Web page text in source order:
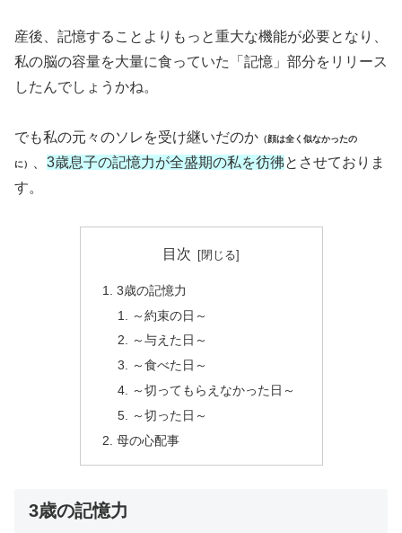
産後、記憶することよりもっと重大な機能が必要となり、
私の脳の容量を大量に食っていた「記憶」部分をリリース
したんでしょうかね。
でも私の元々のソレを受け継いだのか （顔は全く似なかったの
に） 、 3歳息子の記憶力が全盛期の私を彷彿とさせておりま
す。
目次
3歳の記憶力
～約束の日～
～与えた日～
～食べた日～
～切ってもらえなかった日～
～切った日～
母の心配事
3歳の記憶力